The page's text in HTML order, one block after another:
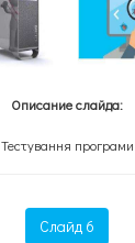
Описание слайда:
Тестування програми
Слайд 6